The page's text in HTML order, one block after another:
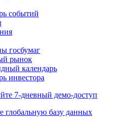
событий
госбумаг
рынок
календарь
инвестора
7-дневный демо-доступ
глобальную базу данных